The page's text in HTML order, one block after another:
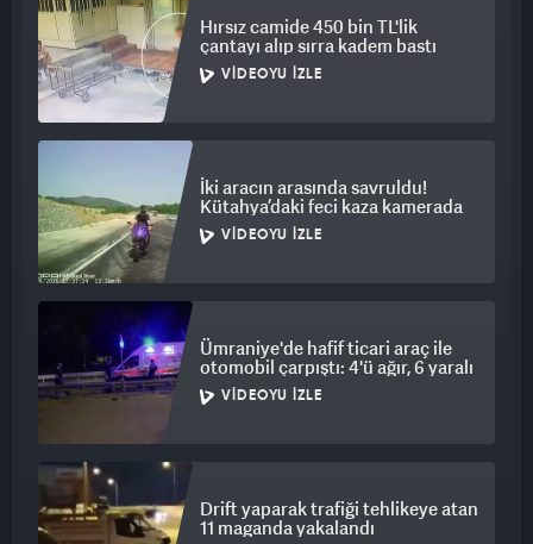
Hırsız camide 450 bin TL'lik
çantayı alıp sırra kadem bastı
VIDEOYU İZLE
İki aracın arasında savruldu!
Kütahya’daki feci kaza kamerada
VIDEOYU İZLE
Ümraniye'de hafif ticari araç ile
otomobil çarpıştı: 4'ü ağır, 6 yaralı
VIDEOYU İZLE
Drift yaparak trafiği tehlikeye atan
11 maganda yakalandı